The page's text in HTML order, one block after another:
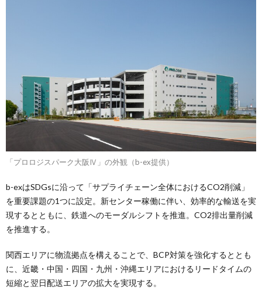
「プロロジスパーク大阪Ⅳ」の外観（b-ex提供）
b-exはSDGsに沿って「サプライチェーン全体におけるCO2削減」
を重要課題の1つに設定。新センター稼働に伴い、効率的な輸送を実
現するとともに、鉄道へのモーダルシフトを推進。CO2排出量削減
を推進する。
関西エリアに物流拠点を構えることで、BCP対策を強化するととも
に、近畿・中国・四国・九州・沖縄エリアにおけるリードタイムの
短縮と翌日配送エリアの拡大を実現する。